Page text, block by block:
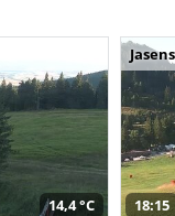
14,4 °C 18:15